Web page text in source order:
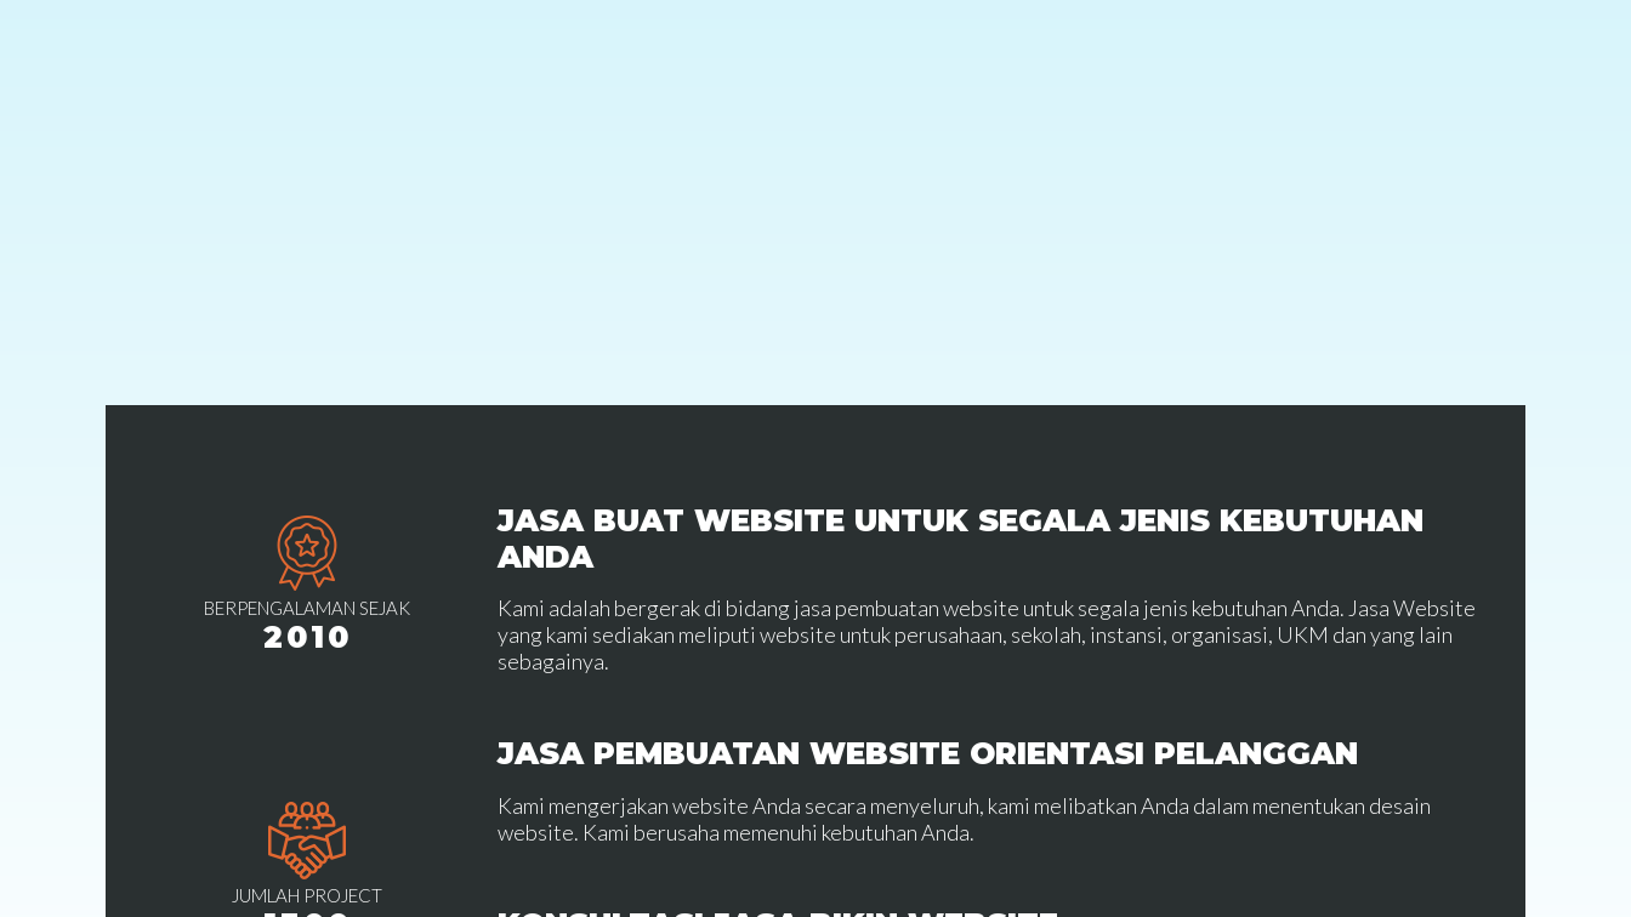
BERPENGALAMAN SEJAK
2010
JUMLAH PROJECT
JASA BUAT WEBSITE UNTUK SEGALA JENIS KEBUTUHAN
ANDA
Kami adalah bergerak di bidang jasa pembuatan website untuk segala jenis kebutuhan Anda. Jasa Website
yang kami sediakan meliputi website untuk perusahaan, sekolah, instansi, organisasi, UKM dan yang lain
sebagainya.
JASA PEMBUATAN WEBSITE ORIENTASI PELANGGAN
Kami mengerjakan website Anda secara menyeluruh, kami melibatkan Anda dalam menentukan desain
website. Kami berusaha memenuhi kebutuhan Anda.